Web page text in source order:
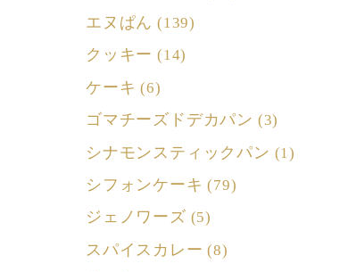
エヌぱん (139)
クッキー (14)
ケーキ (6)
ゴマチーズドデカパン (3)
シナモンスティックパン (1)
シフォンケーキ (79)
ジェノワーズ (5)
スパイスカレー (8)